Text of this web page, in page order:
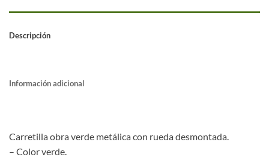
Descripción
Información adicional
Carretilla obra verde metálica con rueda desmontada.
– Color verde.